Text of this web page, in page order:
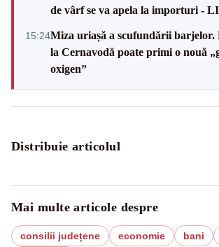
de vârf se va apela la importuri -
15:24Miza uriașă a scufundării barjelor.
la Cernavodă poate primi o nouă
oxigen”
Distribuie articolul
Mai multe articole despre
consilii județene economie bani